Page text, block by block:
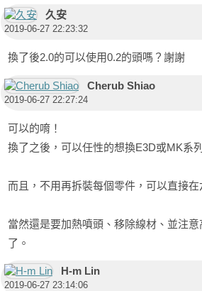
久安
2019-06-27 22:23:32
換了後2.0的可以使用0.2的頭嗎？謝謝
Cherub Shiao
2019-06-27 22:27:24
可以的唷！
換了之後，可以任性的想換E3D或MK系
而且，不用再拆裝每個零件，可以直接在
當然還是要加熱噴頭、移除線材、並注
了。
H-m Lin
2019-06-27 23:14:06